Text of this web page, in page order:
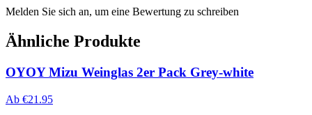
Melden Sie sich an, um eine Bewertung zu schreiben
Ähnliche Produkte
OYOY Mizu Weinglas 2er Pack Grey-white
Ab €21.95